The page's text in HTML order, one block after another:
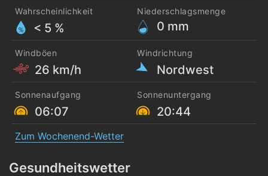
Wahrscheinlichkeit
< 5 %
Niederschlagsmenge
0 mm
Windböen
26 km/h
Windrichtung
Nordwest
Sonnenaufgang
06:07
Sonnenuntergang
20:44
Zum Wochenend-Wetter
Gesundheitswetter